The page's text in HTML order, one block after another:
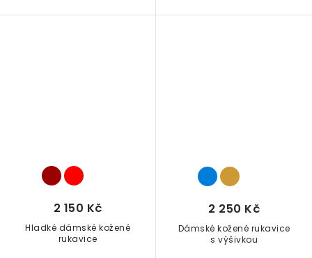
Hladké dámské kožené
rukavice
2 150 Kč
Dámské kožené rukavice
s výšivkou
2 250 Kč